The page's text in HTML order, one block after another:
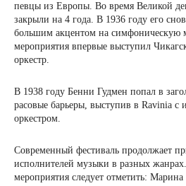
певцы из Европы. Во время Великой
закрыли на 4 года. В 1936 году его
большим акцентом на симфоническую
мероприятия впервые выступил
оркестр.
В 1938 году Бенни Гудмен попал в
расовые барьеры, выступив в Ravinia с
оркестром.
Современный фестиваль продолжает
исполнителей музыки в разных
мероприятия следует отметить: